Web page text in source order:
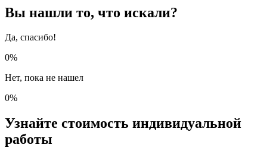
Вы нашли то, что искали?
Да, спасибо!
0%
Нет, пока не нашел
0%
Узнайте стоимость индивидуальной
работы